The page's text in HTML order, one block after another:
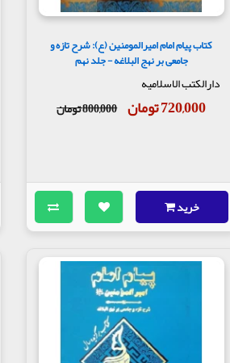
کتاب پیام امام امیرالمومنین (ع): شرح تازه و
جامعی بر نهج البلاغه - جلد نهم
دارالکتب الاسلامیه
720,000 تومان 800,000 تومان
خرید